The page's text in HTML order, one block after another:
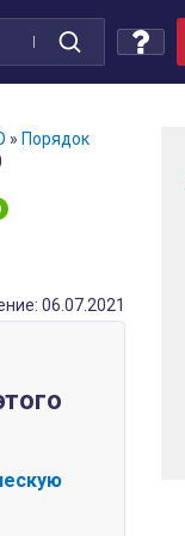
» Порядок
06.07.2021